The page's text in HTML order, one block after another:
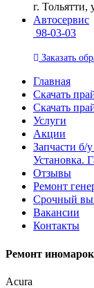
г. Тольятти,
Автосервис
98-03-03
Заказать
Главная
Скачать
Скачать
Услуги
Акции
Запчасти б/
Установка.
Отзывы
Ремонт
Cрочный
Вакансии
Контакты
Ремонт иномарок
Acura